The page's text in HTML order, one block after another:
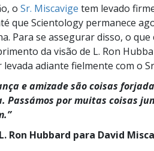
o Sr. Miscavige tem levado
que Scientology permanece
Para se assegurar disso, o
da visão de L. Ron
adiante fielmente com o
e amizade são coisas
Passámos por muitas coisas
Ron Hubbard para David